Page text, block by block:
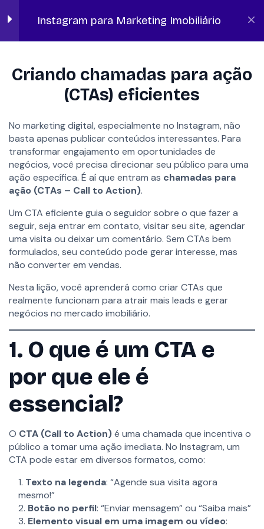
Instagram para Marketing Imobiliário
Leads
10 minutos
Storytelling: como contar
e interesse
15 minutos
Criando chamadas para ação
(CTAs) eficientes
10 minutos
Avaliação
10 minutos
5 Perguntas
Seção 4: Divulgação
Estratégica de Imóveis
no Instagram
Seção 5: Frequência de
Postagens e
Planejamento de
Conteúdo
para Crescimento e
Engajamento
Seção 7: Uso Inteligente
de Hashtags e
Geolocalização
4
Criando chamadas para ação
(CTAs) eficientes
No marketing digital, especialmente no Instagram, não
basta apenas publicar conteúdos interessantes. Para
transformar engajamento em oportunidades de
negócios, você precisa direcionar seu público para uma
ação específica. É aí que entram as chamadas para
ação (CTAs – Call to Action).
Um CTA eficiente guia o seguidor sobre o que fazer a
seguir, seja entrar em contato, visitar seu site, agendar
uma visita ou deixar um comentário. Sem CTAs bem
formulados, seu conteúdo pode gerar interesse, mas
não converter em vendas.
Nesta lição, você aprenderá como criar CTAs que
realmente funcionam para atrair mais leads e gerar
negócios no mercado imobiliário.
1. O que é um CTA e
por que ele é
essencial?
O CTA (Call to Action)é uma chamada que incentiva o
público a tomar uma ação imediata. No Instagram, um
CTA pode estar em diversos formatos, como:
Texto na legenda: “Agende sua visita agora
mesmo!”
Botão no perfil: “Enviar mensagem” ou “Saiba mais”
Elemento visual em uma imagem ou vídeo:
FALAR COM ESPECIALISTA
SOLUÇÕES
Lano Sites
Lano Marketing Digital
Lano Atende
SOBRE
A Lano
Política de privacidade
Termos de uso
Lano Academy
Ferramentas Gratuitas
Carreiras
CONTATO
Agendar Demonstração